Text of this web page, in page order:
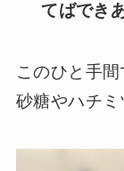
てばでき
このひと手間
砂糖やハチミ